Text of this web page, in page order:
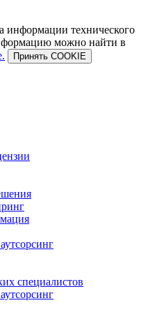
информации технического
можно найти в
Принять COOKIE
специалистов